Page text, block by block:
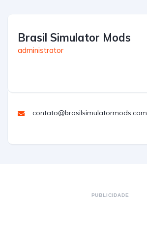
Brasil Simulator Mods
administrator
contato@brasilsimulatormods.com
PUBLICIDADE